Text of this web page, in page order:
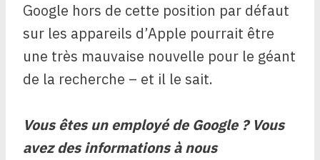
Google hors de cette position par défaut
sur les appareils d’Apple pourrait être
une très mauvaise nouvelle pour le géant
de la recherche – et il le sait.
Vous êtes un employé de Google ? Vous
avez des informations à nous